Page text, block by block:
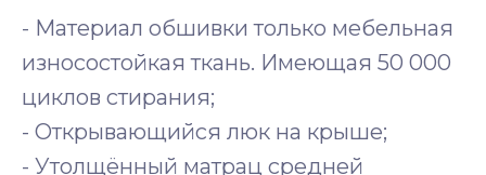
- Материал обшивки только мебельная
износостойкая ткань. Имеющая 50 000
циклов стирания;
- Открывающийся люк на крыше;
- Утолщённый матрац средней